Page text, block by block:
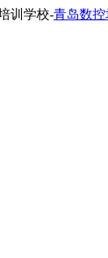
训学校-青岛数控